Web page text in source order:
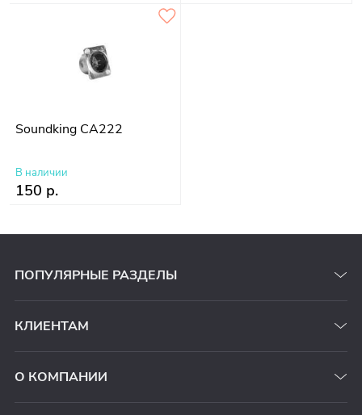
Soundking CA222
В наличии
150 р.
ПОПУЛЯРНЫЕ РАЗДЕЛЫ
КЛИЕНТАМ
О КОМПАНИИ